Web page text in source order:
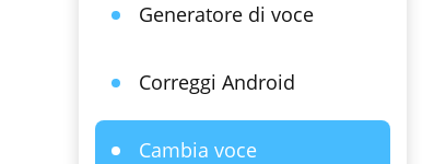
Generatore di voce
Correggi Android
Cambia voce